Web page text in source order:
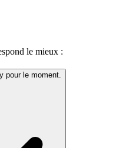
le mieux :
pour le moment.